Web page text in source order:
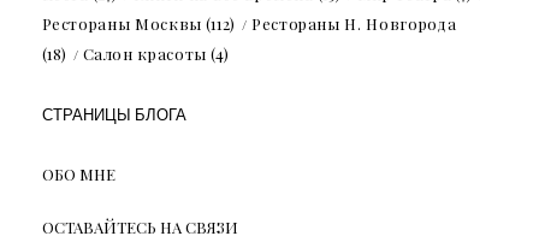
Рестораны Москвы (112)
Рестораны Н. Новгорода
(18)
Салон красоты (4)
СТРАНИЦЫ БЛОГА
ОБО МНЕ
ОСТАВАЙТЕСЬ НА СВЯЗИ